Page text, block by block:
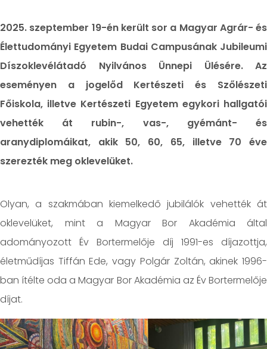
2025. szeptember 19-én került sor a Magyar Agrár- és
Élettudományi Egyetem Budai Campusának Jubileumi
Díszoklevélátadó Nyilvános Ünnepi Ülésére. Az
eseményen a jogelőd Kertészeti és Szőlészeti
Főiskola, illetve Kertészeti Egyetem egykori hallgatói
vehették át rubin-, vas-, gyémánt- és
aranydiplomáikat, akik 50, 60, 65, illetve 70 éve
szerezték meg oklevelüket.
Olyan, a szakmában kiemelkedő jubilálók vehették át
oklevelüket, mint a Magyar Bor Akadémia által
adományozott Év Bortermelője díj 1991-es díjazottja,
életműdíjas Tiffán Ede, vagy Polgár Zoltán, akinek 1996-
ban ítélte oda a Magyar Bor Akadémia az Év Bortermelője
díjat.